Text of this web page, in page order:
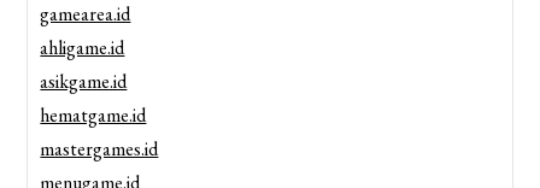
gamearea.id
ahligame.id
asikgame.id
hematgame.id
mastergames.id
menugame.id